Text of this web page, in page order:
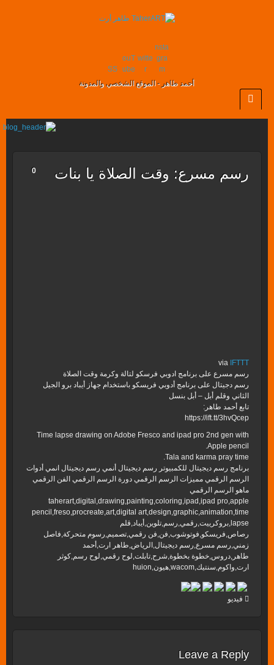
nsta
gra
m
witte
r
ouT
ube
SS
أحمد طاهر - الموقع الشخصي والمدونة
رسم مسرع: وقت الصلاة يا بنات 0
via IFTTT
رسم مسرع على برنامج ادوبي فرسكو لتالة وكرمة وقت الصلاة
رسم دجيتال على برنامج أدوبي فريسكو باستخدام جهاز أيباد برو الجيل
الثاني وقلم أبل – أبل بنسل
تابع أحمد طاهر:
https://ift.tt/3hvQcep
Time lapse drawing on Adobe Fresco and ipad pro 2nd gen with
Apple pencil.
Tala and karma pray time.
برنامج رسم ديجيتال للكمبيوتر رسم ديجيتال أنمي رسم ديجيتال انمي أدوات
الرسم الرقمي مميزات الرسم الرقمي دورة الرسم الرقمي الفن الرقمي
ماهو الرسم الرقمي
taherart,digital,drawing,painting,coloring,ipad,ipad pro,apple
pencil,freso,procreate,art,digital art,design,graphic,animation,time
lapse,بروكرييت,رقمي,رسم,تلوين,أيباد,قلم
رصاص,فريسكو,فوتوشوب,فن,فن رقمي,تصميم,رسوم متحركة,فاصل
زمني,رسم مسرع,رسم ديجيتال,الرياض,طاهر ارت,أحمد
طاهر,دروس,خطوة بخطوة,شرح,تابلت,لوح رقمي,لوح رسم,كوثر
ارت,واكوم,سنتيك,wacom,هيون,huion
فيديو
Leave a Reply